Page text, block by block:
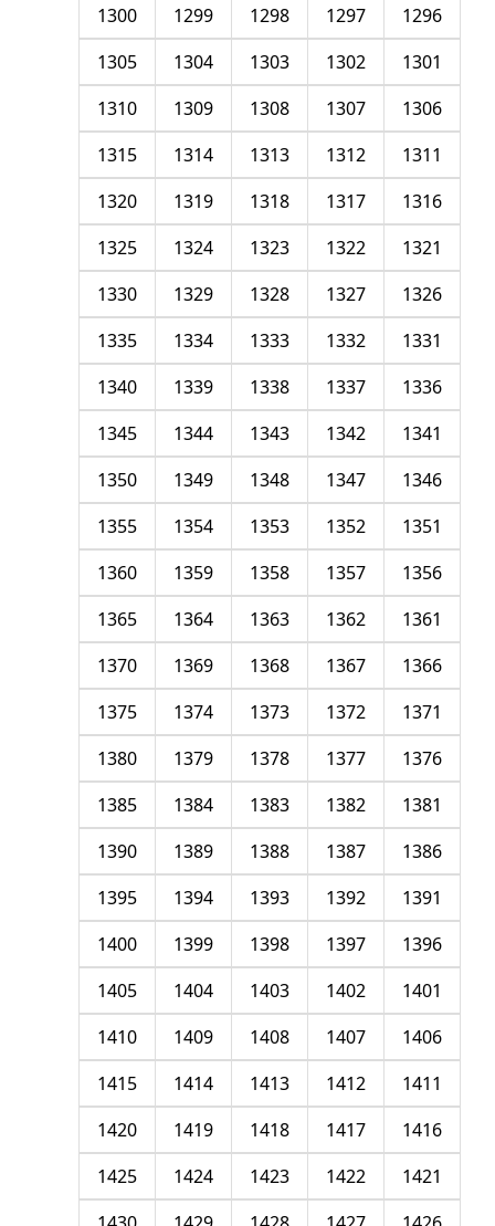
1296
1297
1298
1299
1300
1301
1302
1303
1304
1305
1306
1307
1308
1309
1310
1311
1312
1313
1314
1315
1316
1317
1318
1319
1320
1321
1322
1323
1324
1325
1326
1327
1328
1329
1330
1331
1332
1333
1334
1335
1336
1337
1338
1339
1340
1341
1342
1343
1344
1345
1346
1347
1348
1349
1350
1351
1352
1353
1354
1355
1356
1357
1358
1359
1360
1361
1362
1363
1364
1365
1366
1367
1368
1369
1370
1371
1372
1373
1374
1375
1376
1377
1378
1379
1380
1381
1382
1383
1384
1385
1386
1387
1388
1389
1390
1391
1392
1393
1394
1395
1396
1397
1398
1399
1400
1401
1402
1403
1404
1405
1406
1407
1408
1409
1410
1411
1412
1413
1414
1415
1416
1417
1418
1419
1420
1421
1422
1423
1424
1425